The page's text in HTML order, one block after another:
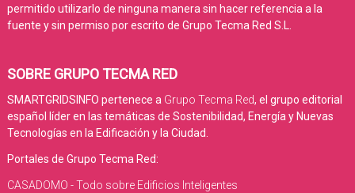
permitido utilizarlo de ninguna manera sin hacer referencia a la
fuente y sin permiso por escrito de Grupo Tecma Red S.L.
SOBRE GRUPO TECMA RED
SMARTGRIDSINFO pertenece a Grupo Tecma Red, el grupo editorial
español líder en las temáticas de Sostenibilidad, Energía y Nuevas
Tecnologías en la Edificación y la Ciudad.
Portales de Grupo Tecma Red:
CASADOMO - Todo sobre Edificios Inteligentes